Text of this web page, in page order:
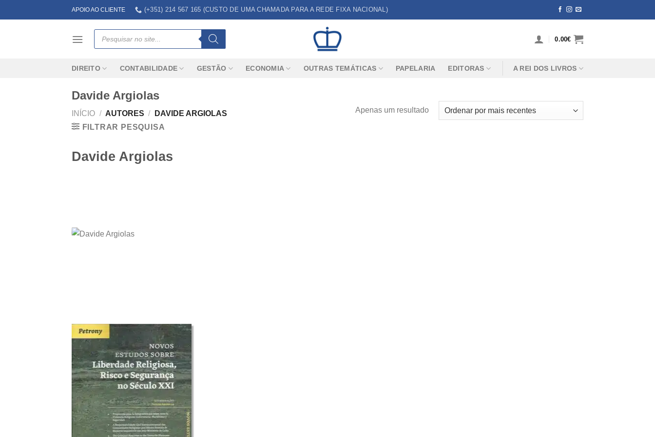
to
APOIO AO CLIENTE (+351) 214 567 165 (CUSTO DE UMA CHAMADA PARA A REDE FIXA NACIONAL)
Products
search
0.00€
DIREITO CONTABILIDADE GESTÃO ECONOMIA OUTRAS TEMÁTICAS PAPELARIA EDITORAS A REI DOS LIVROS
Davide Argiolas
INÍCIO / AUTORES /
DAVIDE ARGIOLAS
FILTRAR PESQUISA
Apenas um resultado
Davide Argiolas